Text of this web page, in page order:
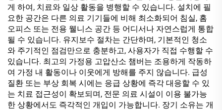
게 하여, 치료와 일상 활동을 병행할 수 있습니다. 설치에 필
요한 공간은 다른 의료 기기들에 비해 최소화되어 침실, 홈
오피스 또는 전용 웰니스 공간 등 어디서나 자연스럽게 통합
될 수 있습니다. 유지보수 절차는 간단하며, 기본적인 청소
와 주기적인 점검만으로 충분하고, 사용자가 직접 수행할 수
있습니다. 최고의 가정용 고압산소 챔버는 조용하게 작동하
여 가정 내 활동이나 이웃에게 방해를 주지 않습니다. 급성
질환 또는 부상 회복 시에는 응급 상황에 즉각 대응할 수 있
는 치료 접근성이 확보되며, 전문 의료 시설이 이용 불가능
한 상황에서도 즉각적인 개입이 가능합니다. 장기 소유는 개